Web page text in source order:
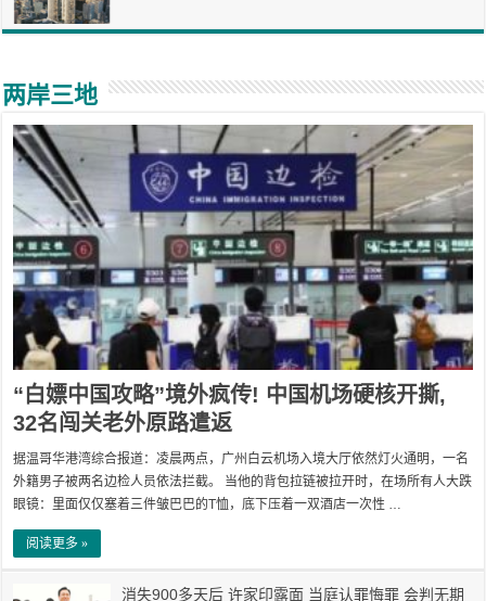
两岸三地
“白嫖中国攻略”境外疯传! 中国机场硬核开撕,
32名闯关老外原路遣返
据温哥华港湾综合报道：凌晨两点，广州白云机场入境大厅依然灯火通明，一名
外籍男子被两名边检人员依法拦截。 当他的背包拉链被拉开时，在场所有人大跌
眼镜：里面仅仅塞着三件皱巴巴的T恤，底下压着一双酒店一次性 …
阅读更多 »
消失900多天后 许家印露面 当庭认罪悔罪 会判无期